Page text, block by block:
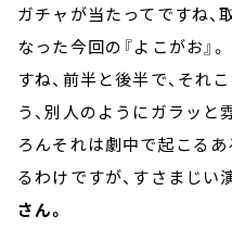
ガチャが当たってですね
なった今回の『よこがお』
すね、前半と後半で、それ
う、別人のようにガラッ
ろんそれは劇中で起こる
るわけですが、すさまじい
さん。